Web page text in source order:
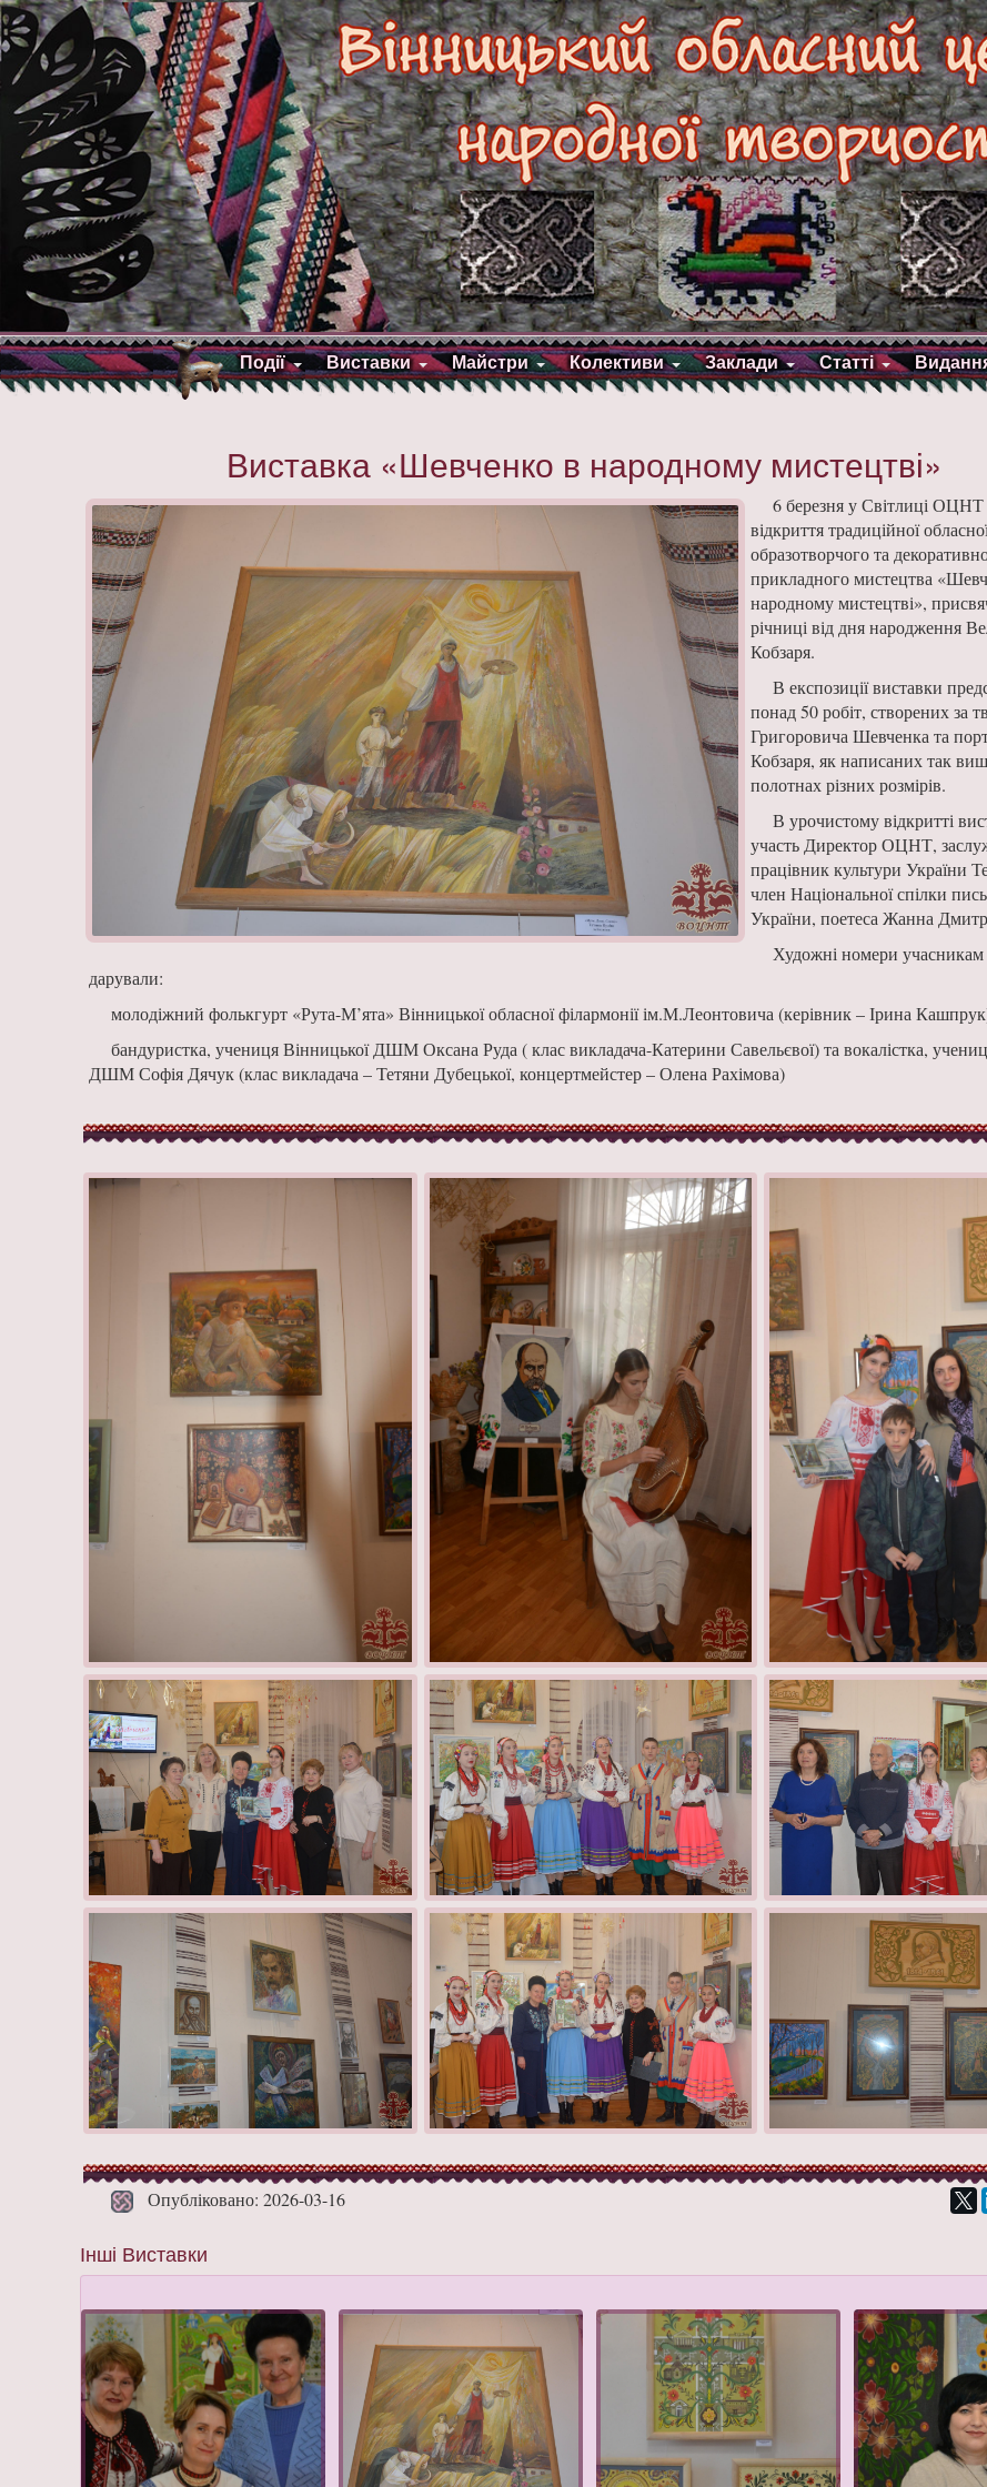
Події Виставки Майстри Колективи Заклади Статті
Виставка «Шевченко в народному мистецтві»
6 березня у Світлиці ОЦНТ
відкриття традиційної
образотворчого та
прикладного мистецтва
народному мистецтві»,
річниці від дня народження
Кобзаря.
В експозиції виставки
понад 50 робіт, створених за
Григоровича Шевченка та
Кобзаря, як написаних так
полотнах різних розмірів.
В урочистому відкритті
участь Директор ОЦНТ,
працівник культури України
член Національної спілки
України, поетеса Жанна
Художні номери учасникам
дарували:
молодіжний фолькгурт «Рута-М’ята» Вінницької обласної філармонії ім.М.Леонтовича (керівник – Ірина
бандуристка, учениця Вінницької ДШМ Оксана Руда ( клас викладача-Катерини Савельєвої) та вокалістка,
ДШМ Софія Дячук (клас викладача – Тетяни Дубецької, концертмейстер – Олена Рахімова)
Опубліковано: 2026-03-16
Інші Виставки